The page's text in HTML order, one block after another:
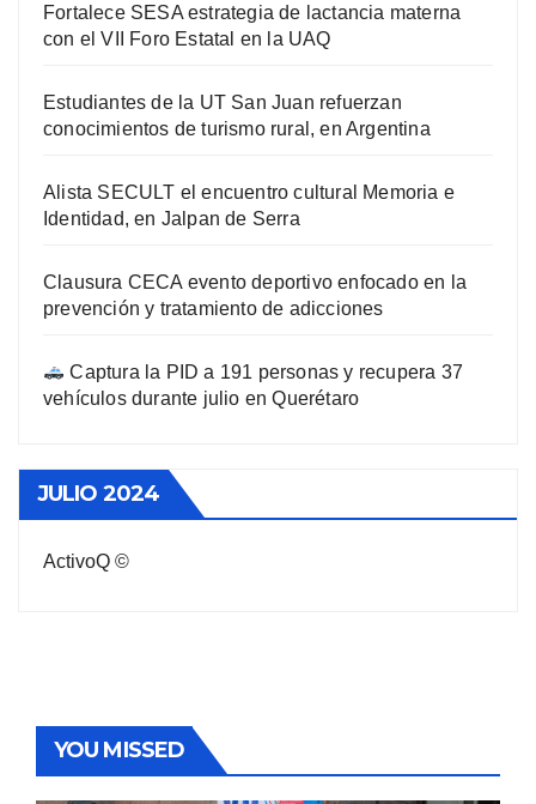
Fortalece SESA estrategia de lactancia materna
con el VII Foro Estatal en la UAQ
Estudiantes de la UT San Juan refuerzan
conocimientos de turismo rural, en Argentina
Alista SECULT el encuentro cultural Memoria e
Identidad, en Jalpan de Serra
Clausura CECA evento deportivo enfocado en la
prevención y tratamiento de adicciones
Captura la PID a 191 personas y recupera 37
vehículos durante julio en Querétaro
JULIO 2024
ActivoQ ©
YOU MISSED